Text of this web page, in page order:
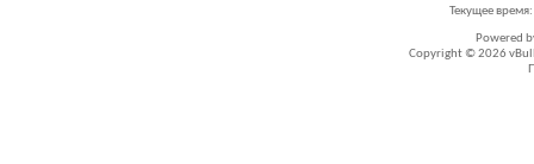
Текущее время:
Powered
Copyright © 2026